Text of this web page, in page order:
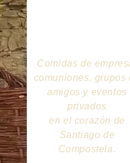
Comidas de
comuniones, grupos
amigos y eventos
privados
en el corazón de
Santiago de
Compostela.